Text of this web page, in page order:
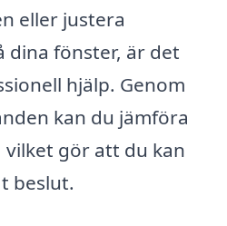
eller justera
fönster, är det
hjälp. Genom
kan du jämföra
gör att du kan
beslut.